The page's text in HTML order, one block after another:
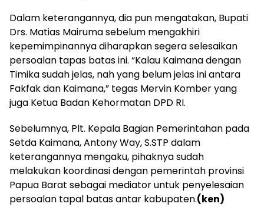
Dalam keterangannya, dia pun mengatakan, Bupati
Drs. Matias Mairuma sebelum mengakhiri
kepemimpinannya diharapkan segera selesaikan
persoalan tapas batas ini. “Kalau Kaimana dengan
Timika sudah jelas, nah yang belum jelas ini antara
Fakfak dan Kaimana,” tegas Mervin Komber yang
juga Ketua Badan Kehormatan DPD RI.
Sebelumnya, Plt. Kepala Bagian Pemerintahan pada
Setda Kaimana, Antony Way, S.STP dalam
keterangannya mengaku, pihaknya sudah
melakukan koordinasi dengan pemerintah provinsi
Papua Barat sebagai mediator untuk penyelesaian
persoalan tapal batas antar kabupaten.(ken)